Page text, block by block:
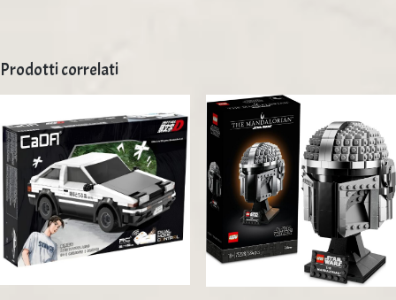
Prodotti correlati